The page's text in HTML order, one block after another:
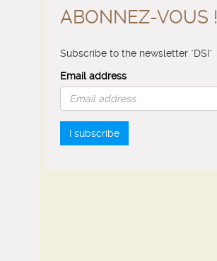
ABONNEZ-VOUS !
Subscribe to the newsletter "DSI"
Email address
I subscribe